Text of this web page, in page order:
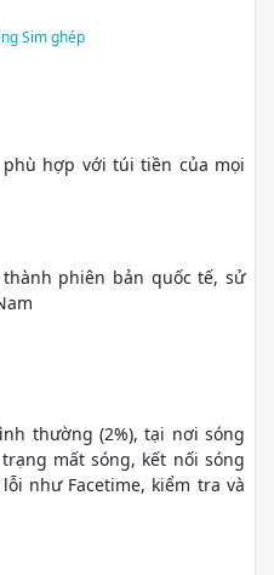
Sim ghép
hợp với túi tiền của mọi
phiên bản quốc tế, sử
thường (2%), tại nơi sóng
mất sóng, kết nối sóng
như Facetime, kiểm tra và